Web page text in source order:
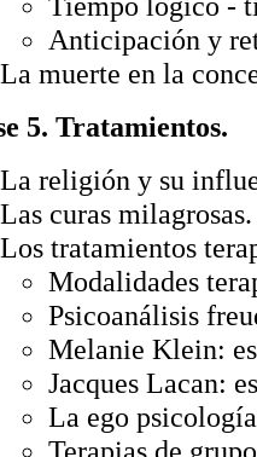
Anticipación y
La muerte en la
5. Tratamientos.
La religión y su
Las curas milagrosas.
Los tratamientos
Modalidades
Psicoanálisis
Melanie Klein:
Jacques Lacan:
La ego
Terapias de